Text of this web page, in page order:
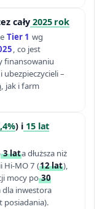
cały2025 rok
Tier 1 wg
, co jest
finansowaniu
–
jak i farm
) i15 lat
3 lata dłuższa niż
Hi-MO 7 (12 lat),
mocy po30
dla inwestora
posiadania).